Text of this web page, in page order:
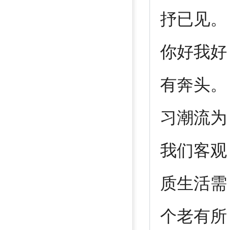
抒已见
你好我
有奔头
习潮流
我们客
质生活
个老有